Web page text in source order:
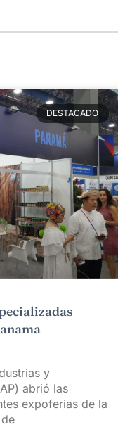
DESTACADO
y
abrió las
expoferias de la